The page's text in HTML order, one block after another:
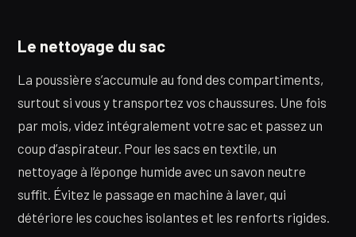
Le nettoyage du sac
La poussière s’accumule au fond des compartiments,
surtout si vous y transportez vos chaussures. Une fois
par mois, videz intégralement votre sac et passez un
coup d’aspirateur. Pour les sacs en textile, un
nettoyage à l’éponge humide avec un savon neutre
suffit. Évitez le passage en machine à laver, qui
détériore les couches isolantes et les renforts rigides.